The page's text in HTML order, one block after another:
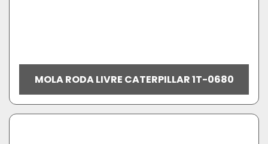
MOLA RODA LIVRE CATERPILLAR 1T-0680